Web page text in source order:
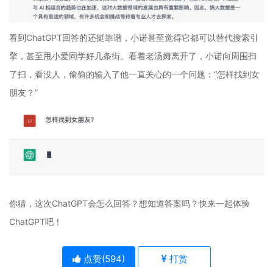
看到ChatGPT回答的还挺靠谱，小诺甚至觉得它都可以替代搜索引
擎，甚至甩小爱同学好几条街。看着老汤姆离开了，小诺向周围扫
了扫，看没人，偷偷的输入了他一直关心的一个问题：“怎样找到女
朋友？”
你猜，这次ChatGPT会怎么回答？想知道答案吗？快来一起体验
ChatGPT吧！
点赞(594) 打赏